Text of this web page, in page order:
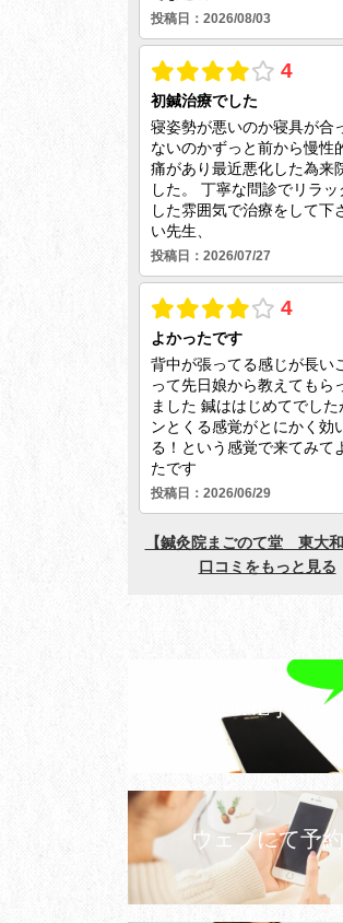
LINE予約
ウェブにて予約